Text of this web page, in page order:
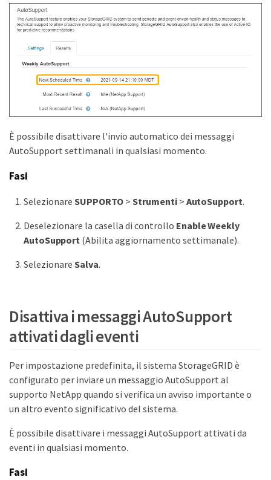
È possibile disattivare l'invio automatico dei messaggi
AutoSupport settimanali in qualsiasi momento.
Fasi
Selezionare SUPPORTO >Strumenti> AutoSupport.
Deselezionare la casella di controllo Enable Weekly
AutoSupport (Abilita aggiornamento settimanale).
Selezionare Salva.
Disattiva i messaggi AutoSupport
attivati dagli eventi
Per impostazione predefinita, il sistema StorageGRID è
configurato per inviare un messaggio AutoSupport al
supporto NetApp quando si verifica un avviso importante o
un altro evento significativo del sistema.
È possibile disattivare i messaggi AutoSupport attivati da
eventi in qualsiasi momento.
Fasi